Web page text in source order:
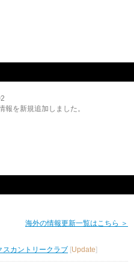
報を新規追加しました。
海外の情報更新一覧はこちら ＞
スカントリークラブ
Update